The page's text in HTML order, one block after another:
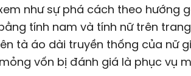
như sự phá cách theo hướng
tính nam và tính nữ trên
tà áo dài truyền thống của nữ
vốn bị đánh giá là phục vụ